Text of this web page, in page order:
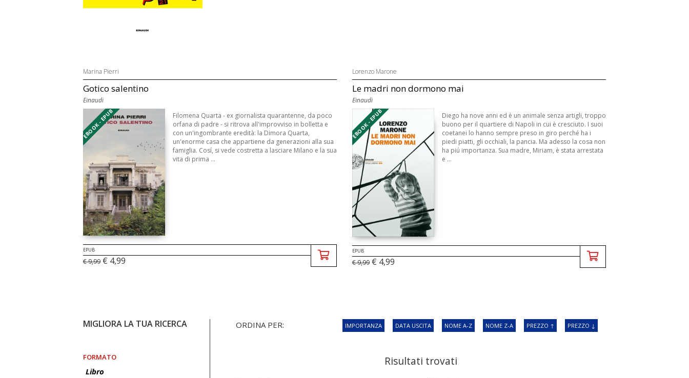
Marina Pierri
Gotico salentino
Einaudi
EBOOK - EPUB
Filomena Quarta - ex giornalista quarantenne, da poco
orfana di padre - si ritrova all'improvviso in bolletta e
con un'ingombrante eredità: la Dimora Quarta,
un'enorme casa che appartiene da generazioni alla sua
famiglia. Cosí, si vede costretta a lasciare Milano e la sua
vita di prima ...
EPUB
€ 9,99 € 4,99
Lorenzo Marone
Le madri non dormono mai
Einaudi
EBOOK - EPUB
Diego ha nove anni ed è un animale senza artigli, troppo
buono per il quartiere di Napoli in cui è cresciuto. I suoi
coetanei lo hanno sempre preso in giro perché ha i
piedi piatti, gli occhiali, la pancia. Ma adesso la cosa non
ha piú importanza. Sua madre, Miriam, è stata arrestata
e ...
EPUB
€ 9,99 € 4,99
MIGLIORA LA TUA RICERCA
FORMATO
Libro
ORDINA PER: IMPORTANZA DATA USCITA NOME A-Z NOME Z-A PREZZO ↑ PREZZO ↓
Risultati trovati